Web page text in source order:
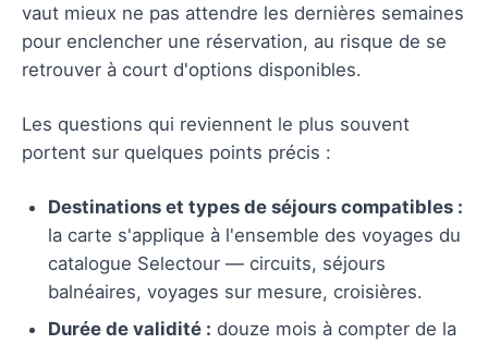
vaut mieux ne pas attendre les dernières semaines
pour enclencher une réservation, au risque de se
retrouver à court d'options disponibles.
Les questions qui reviennent le plus souvent
portent sur quelques points précis :
Destinations et types de séjours compatibles :
la carte s'applique à l'ensemble des voyages du
catalogue Selectour — circuits, séjours
balnéaires, voyages sur mesure, croisières.
Durée de validité : douze mois à compter de la